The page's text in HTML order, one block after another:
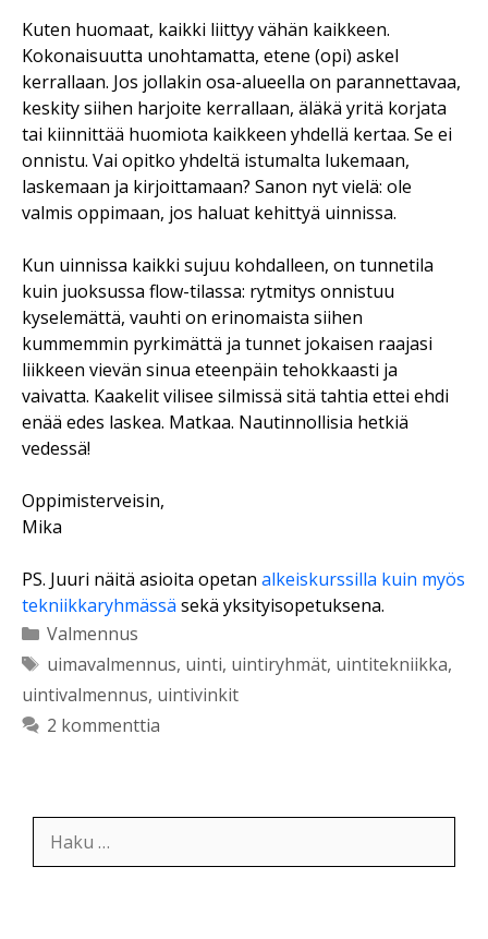
Kuten huomaat, kaikki liittyy vähän kaikkeen.
Kokonaisuutta unohtamatta, etene (opi) askel
kerrallaan. Jos jollakin osa-alueella on parannettavaa,
keskity siihen harjoite kerrallaan, äläkä yritä korjata
tai kiinnittää huomiota kaikkeen yhdellä kertaa. Se ei
onnistu. Vai opitko yhdeltä istumalta lukemaan,
laskemaan ja kirjoittamaan? Sanon nyt vielä: ole
valmis oppimaan, jos haluat kehittyä uinnissa.
Kun uinnissa kaikki sujuu kohdalleen, on tunnetila
kuin juoksussa flow-tilassa: rytmitys onnistuu
kyselemättä, vauhti on erinomaista siihen
kummemmin pyrkimättä ja tunnet jokaisen raajasi
liikkeen vievän sinua eteenpäin tehokkaasti ja
vaivatta. Kaakelit vilisee silmissä sitä tahtia ettei ehdi
enää edes laskea. Matkaa. Nautinnollisia hetkiä
vedessä!
Oppimisterveisin,
Mika
PS. Juuri näitä asioita opetan alkeiskurssilla kuin myös
tekniikkaryhmässä sekä yksityisopetuksena.
Kategoriat
Valmennus
Avainsanat
uimavalmennus, uinti, uintiryhmät, uintitekniikka,
uintivalmennus, uintivinkit
2 kommenttia
Haku: